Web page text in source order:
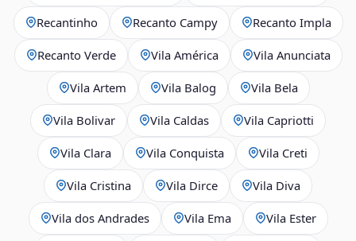
Recantinho Recanto Campy Recanto Impla
Recanto Verde Vila América Vila Anunciata
Vila Artem Vila Balog Vila Bela
Vila Bolivar Vila Caldas Vila Capriotti
Vila Clara Vila Conquista Vila Creti
Vila Cristina Vila Dirce Vila Diva
Vila dos Andrades Vila Ema Vila Ester